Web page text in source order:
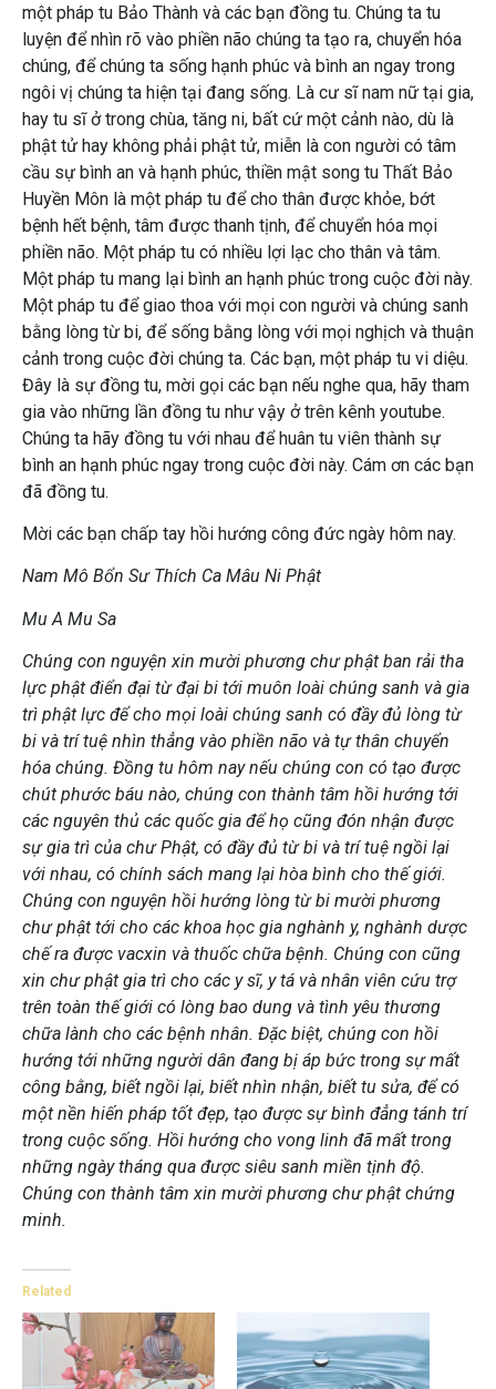
một pháp tu Bảo Thành và các bạn đồng tu. Chúng ta tu
luyện để nhìn rõ vào phiền não chúng ta tạo ra, chuyển hóa
chúng, để chúng ta sống hạnh phúc và bình an ngay trong
ngôi vị chúng ta hiện tại đang sống. Là cư sĩ nam nữ tại gia,
hay tu sĩ ở trong chùa, tăng ni, bất cứ một cảnh nào, dù là
phật tử hay không phải phật tử, miễn là con người có tâm
cầu sự bình an và hạnh phúc, thiền mật song tu Thất Bảo
Huyền Môn là một pháp tu để cho thân được khỏe, bớt
bệnh hết bệnh, tâm được thanh tịnh, để chuyển hóa mọi
phiền não. Một pháp tu có nhiều lợi lạc cho thân và tâm.
Một pháp tu mang lại bình an hạnh phúc trong cuộc đời này.
Một pháp tu để giao thoa với mọi con người và chúng sanh
bằng lòng từ bi, để sống bằng lòng với mọi nghịch và thuận
cảnh trong cuộc đời chúng ta. Các bạn, một pháp tu vi diệu.
Đây là sự đồng tu, mời gọi các bạn nếu nghe qua, hãy tham
gia vào những lần đồng tu như vậy ở trên kênh youtube.
Chúng ta hãy đồng tu với nhau để huân tu viên thành sự
bình an hạnh phúc ngay trong cuộc đời này. Cám ơn các bạn
đã đồng tu.
Mời các bạn chấp tay hồi hướng công đức ngày hôm nay.
Nam Mô Bổn Sư Thích Ca Mâu Ni Phật
Mu A Mu Sa
Chúng con nguyện xin mười phương chư phật ban rải tha
lực phật điển đại từ đại bi tới muôn loài chúng sanh và gia
trì phật lực để cho mọi loài chúng sanh có đầy đủ lòng từ
bi và trí tuệ nhìn thẳng vào phiền não và tự thân chuyển
hóa chúng. Đồng tu hôm nay nếu chúng con có tạo được
chút phước báu nào, chúng con thành tâm hồi hướng tới
các nguyên thủ các quốc gia để họ cũng đón nhận được
sự gia trì của chư Phật, có đầy đủ từ bi và trí tuệ ngồi lại
với nhau, có chính sách mang lại hòa bình cho thế giới.
Chúng con nguyện hồi hướng lòng từ bi mười phương
chư phật tới cho các khoa học gia nghành y, nghành dược
chế ra được vacxin và thuốc chữa bệnh. Chúng con cũng
xin chư phật gia trì cho các y sĩ, y tá và nhân viên cứu trợ
trên toàn thế giới có lòng bao dung và tình yêu thương
chữa lành cho các bệnh nhân. Đặc biệt, chúng con hồi
hướng tới những người dân đang bị áp bức trong sự mất
công bằng, biết ngồi lại, biết nhìn nhận, biết tu sửa, để có
một nền hiến pháp tốt đẹp, tạo được sự bình đẳng tánh trí
trong cuộc sống. Hồi hướng cho vong linh đã mất trong
những ngày tháng qua được siêu sanh miền tịnh độ.
Chúng con thành tâm xin mười phương chư phật chứng
minh.
Related